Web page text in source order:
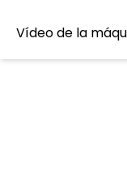
Vídeo de la